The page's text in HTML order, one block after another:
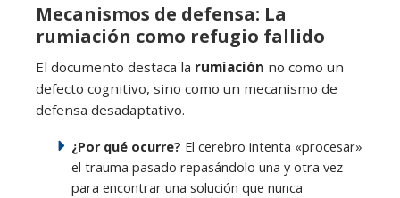
Mecanismos de defensa: La
rumiación como refugio fallido
El documento destaca la rumiación no como un
defecto cognitivo, sino como un mecanismo de
defensa desadaptativo.
¿Por qué ocurre? El cerebro intenta «procesar»
el trauma pasado repasándolo una y otra vez
para encontrar una solución que nunca